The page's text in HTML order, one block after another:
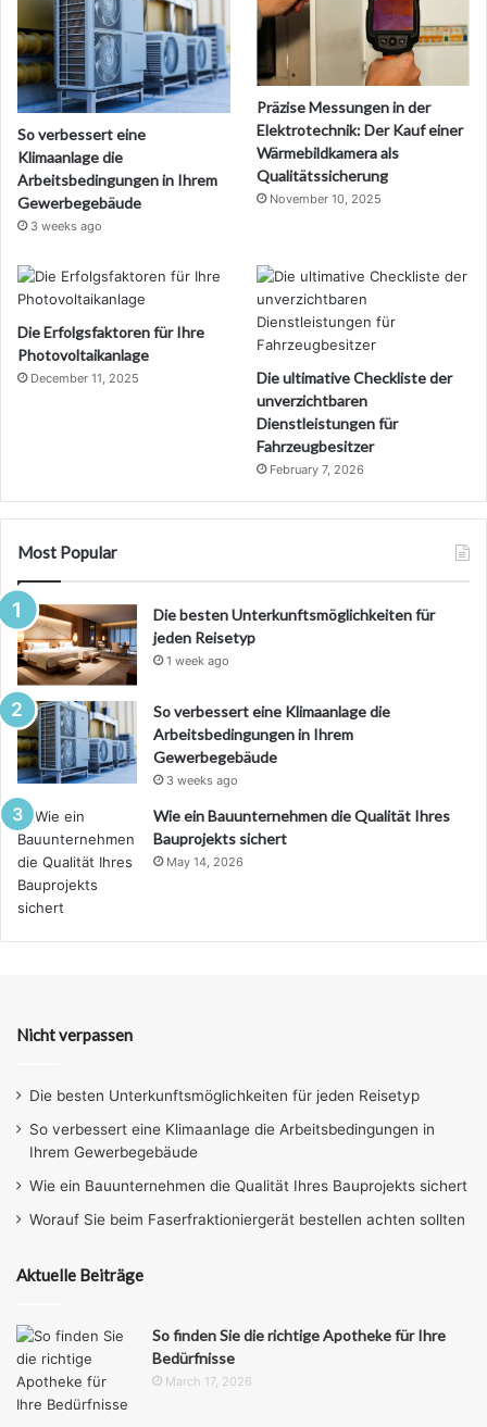
So verbessert eine
Klimaanlage die
Arbeitsbedingungen in Ihrem
Gewerbegebäude
3 weeks ago
Präzise Messungen in der
Elektrotechnik: Der Kauf einer
Wärmebildkamera als
Qualitätssicherung
November 10, 2025
Die Erfolgsfaktoren für Ihre
Photovoltaikanlage
December 11, 2025
Die ultimative Checkliste der
unverzichtbaren
Dienstleistungen für
Fahrzeugbesitzer
February 7, 2026
Most Popular
Die besten Unterkunftsmöglichkeiten für
jeden Reisetyp
1 week ago
So verbessert eine Klimaanlage die
Arbeitsbedingungen in Ihrem
Gewerbegebäude
3 weeks ago
Wie ein Bauunternehmen die Qualität Ihres
Bauprojekts sichert
May 14, 2026
Nicht verpassen
Die besten Unterkunftsmöglichkeiten für jeden Reisetyp
So verbessert eine Klimaanlage die Arbeitsbedingungen in
Ihrem Gewerbegebäude
Wie ein Bauunternehmen die Qualität Ihres Bauprojekts sichert
Worauf Sie beim Faserfraktioniergerät bestellen achten sollten
Aktuelle Beiträge
So finden Sie die richtige Apotheke für Ihre
Bedürfnisse
March 17, 2026